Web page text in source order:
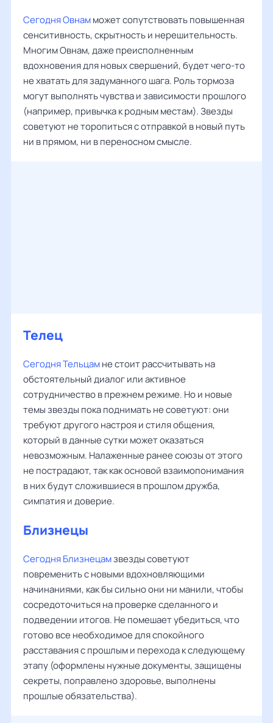
Сегодня Овнамможет сопутствовать повышенная
сенситивность, скрытность и нерешительность.
Многим Овнам, даже преисполненным
вдохновения для новых свершений, будет чего-то
не хватать для задуманного шага. Роль тормоза
могут выполнять чувства и зависимости прошлого
(например, привычка к родным местам). Звезды
советуют не торопиться с отправкой в новый путь
ни в прямом, ни в переносном смысле.
Телец
Сегодня Тельцамне стоит рассчитывать на
обстоятельный диалог или активное
сотрудничество в прежнем режиме. Но и новые
темы звезды пока поднимать не советуют: они
требуют другого настроя и стиля общения,
который в данные сутки может оказаться
невозможным. Налаженные ранее союзы от этого
не пострадают, так как основой взаимопонимания
в них будут сложившиеся в прошлом дружба,
симпатия и доверие.
Близнецы
Сегодня Близнецамзвезды советуют
повременить с новыми вдохновляющими
начинаниями, как бы сильно они ни манили, чтобы
сосредоточиться на проверке сделанного и
подведении итогов. Не помешает убедиться, что
готово все необходимое для спокойного
расставания с прошлым и перехода к следующему
этапу (оформлены нужные документы, защищены
секреты, поправлено здоровье, выполнены
прошлые обязательства).